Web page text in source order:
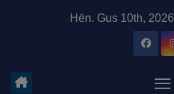
Hën. Gus 10th, 2026